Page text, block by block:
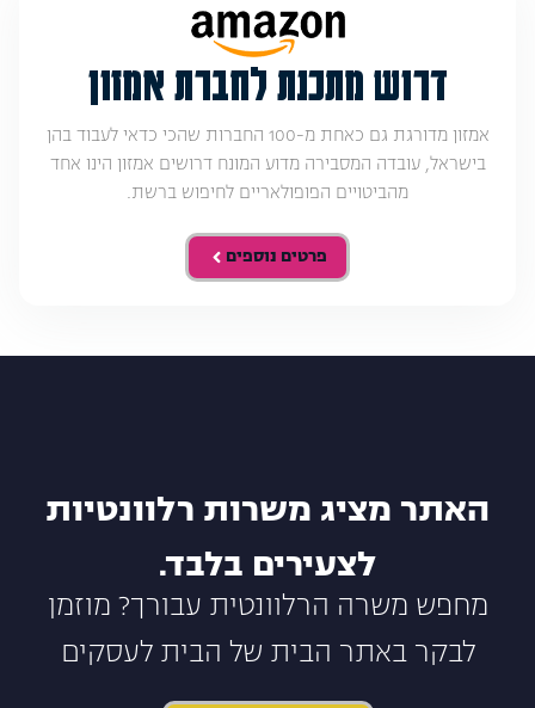
דרוש מתכנת לחברת אמזון
אמזון מדורגת גם כאחת מ-100 החברות שהכי כדאי לעבוד בהן
בישראל, עובדה המסבירה מדוע המונח דרושים אמזון הינו אחד
מהביטויים הפופולאריים לחיפוש ברשת.
פרטים נוספים
האתר מציג משרות רלוונטיות
לצעירים בלבד.
מחפש משרה הרלוונטית עבורך? מוזמן
לבקר באתר הבית של הבית לעסקים